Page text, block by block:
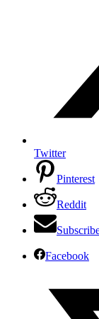
Twitter
Pinterest
Reddit
Facebook